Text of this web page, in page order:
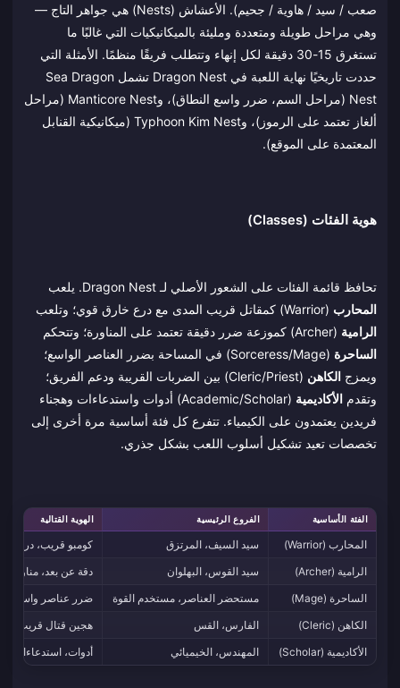
صعب / سيد / هاوية / جحيم). الأعشاش (Nests) هي جواهر التاج —
وهي مراحل طويلة ومتعددة ومليئة بالميكانيكيات التي غالبًا ما
تستغرق 15-30 دقيقة لكل إنهاء وتتطلب فريقًا منظمًا. الأمثلة التي
حددت تاريخيًا نهاية اللعبة في Dragon Nest تشمل Sea Dragon
Nest (مراحل السم، ضرر واسع النطاق)، وManticore Nest (مراحل
ألغاز تعتمد على الرموز)، وTyphoon Kim Nest (ميكانيكية القنابل
المعتمدة على الموقع).
هوية الفئات (Classes)
تحافظ قائمة الفئات على الشعور الأصلي لـ Dragon Nest. يلعب
المحارب (Warrior) كمقاتل قريب المدى مع درع خارق قوي؛ وتلعب
الرامية (Archer) كموزعة ضرر دقيقة تعتمد على المناورة؛ وتتحكم
الساحرة
(Sorceress/Mage) في المساحة بضرر العناصر الواسع؛
ويمزج الكاهن
(Cleric/Priest) بين الضربات القريبة ودعم الفريق؛
وتقدم الأكاديمية
(Academic/Scholar) أدوات واستدعاءات وهجناء
فريدين يعتمدون على الكيمياء. تتفرع كل فئة أساسية مرة أخرى إلى
تخصصات تعيد تشكيل أسلوب اللعب بشكل جذري.
الفئة الأساسية الفروع الرئيسية الهوية القتالية
المحارب (Warrior) سيد السيف، المرتزق
كومبو قريب، درع
الرامية (Archer)
سيد القوس، البهلوان
دقة عن بعد، مناورة،
الساحرة (Mage)
مستحضر العناصر، مستخدم القوة
ضرر عناصر واسع،
الكاهن (Cleric)
الفارس، القس
هجين قتال قريب/
الأكاديمية (Scholar)
المهندس، الخيميائي أدوات، استدعاءات،